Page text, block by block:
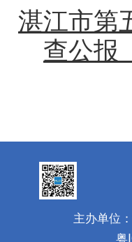
湛江市第
查公报
主办单位
粤